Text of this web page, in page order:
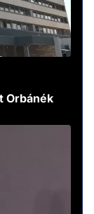
Orbánék